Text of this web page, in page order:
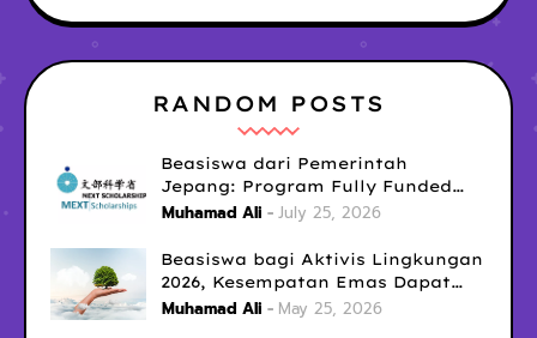
RANDOM POSTS
Beasiswa dari Pemerintah
Jepang: Program Fully Funded
untuk S1, S2, dan S3 yang Wajib
Muhamad Ali July 25, 2026
Beasiswa bagi Aktivis Lingkungan
2026, Kesempatan Emas Dapat
Dana Pendidikan untuk Misi
Muhamad Ali May 25, 2026